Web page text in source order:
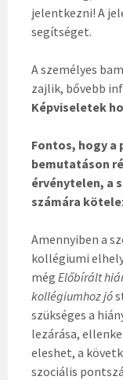
jelentkezni! A
segítséget.
A személyes
zajlik, bővebb
Képviseletek
Fontos, hogy
bemutatáson
érvénytelen, a
számára
Amennyiben a
kollégiumi
még Előbírált
kollégiumhoz jó
szükséges a
lezárása,
eleshet, a
szociális